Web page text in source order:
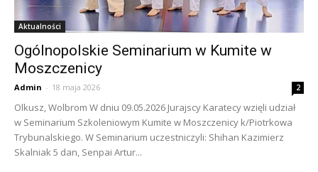
Aktualności
Ogólnopolskie Seminarium w Kumite w
Moszczenicy
Admin - 18 maja 2026 2
Olkusz, Wolbrom W dniu 09.05.2026 Jurajscy Karatecy wzięli udział
w Seminarium Szkoleniowym Kumite w Moszczenicy k/Piotrkowa
Trybunalskiego. W Seminarium uczestniczyli: Shihan Kazimierz
Skalniak 5 dan, Senpai Artur...